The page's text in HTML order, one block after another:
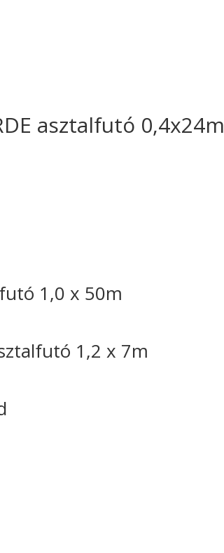
asztalfutó 0,4x24m
1,0 x 50m
1,2 x 7m